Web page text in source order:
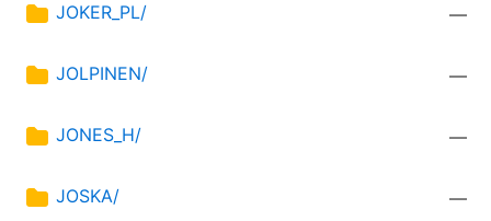
JOKER_PL/ —
JOLPINEN/ —
JONES_H/ —
JOSKA/ —